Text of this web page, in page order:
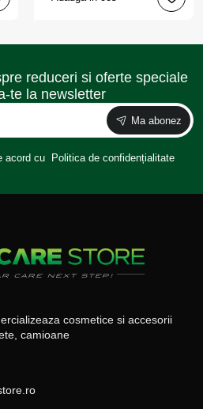
reduceri si oferte speciale
te la newsletter
Ma abonez
acord cu Politica de confidențialitate
cosmetice si accesorii
camioane